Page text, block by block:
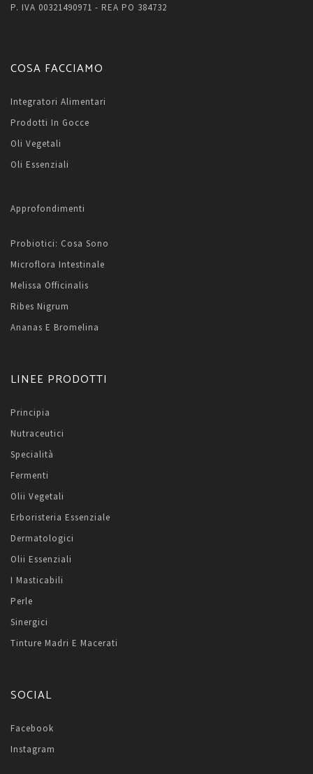
P. IVA 00321490971 - REA PO 384732
COSA FACCIAMO
Integratori Alimentari
Prodotti In Gocce
Oli Vegetali
Oli Essenziali
Approfondimenti
Probiotici: Cosa Sono
Microflora Intestinale
Melissa Officinalis
Ribes Nigrum
Ananas E Bromelina
LINEE PRODOTTI
Principia
Nutraceutici
Specialità
Fermenti
Olii Vegetali
Erboristeria Essenziale
Dermatologici
Olii Essenziali
I Masticabili
Perle
Sinergici
Tinture Madri E Macerati
SOCIAL
Facebook
Instagram